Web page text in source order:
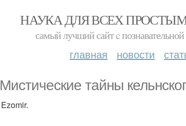
НАУКА ДЛЯ ВСЕХ
самый лучший сайт c
главная новости
Мистические тайны
Ezomir.